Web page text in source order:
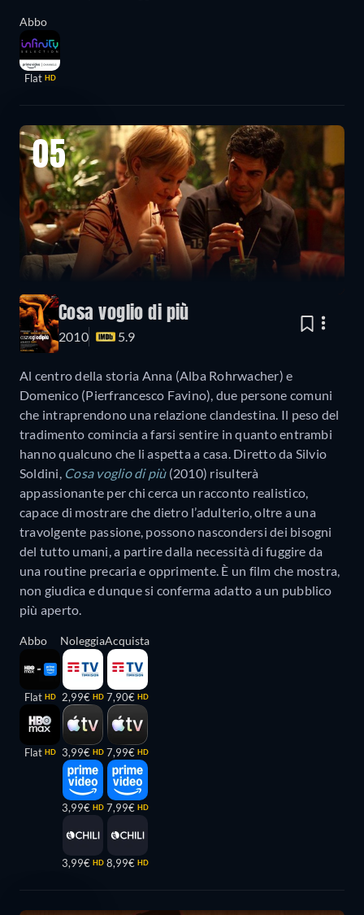
Abbo
Flat HD
05
Cosa voglio di più
2010 5.9
Al centro della storia Anna (Alba Rohrwacher) e
Domenico (Pierfrancesco Favino), due persone comuni
che intraprendono una relazione clandestina. Il peso del
tradimento comincia a farsi sentire in quanto entrambi
hanno qualcuno che li aspetta a casa. Diretto da Silvio
Soldini, Cosa voglio di più(2010) risulterà
appassionante per chi cerca un racconto realistico,
capace di mostrare che dietro l’adulterio, oltre a una
travolgente passione, possono nascondersi dei bisogni
del tutto umani, a partire dalla necessità di fuggire da
una routine precaria e opprimente. È un film che mostra,
non giudica e dunque si conferma adatto a un pubblico
più aperto.
Abbo
Flat HD
Flat HD
Noleggia
2,99€ HD
3,99€ HD
3,99€ HD
3,99€ HD
Acquista
7,90€ HD
7,99€ HD
7,99€ HD
8,99€ HD